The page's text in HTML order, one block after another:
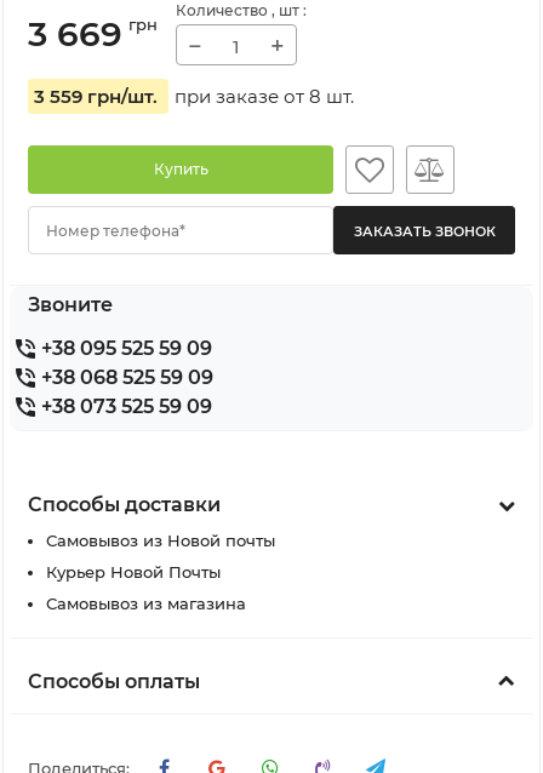
3 669 грн
Количество , шт :
− +
3 559 грн/шт. при заказе от 8 шт.
Купить
Номер телефона*
Звоните
+38 095 525 59 09
+38 068 525 59 09
+38 073 525 59 09
Способы доставки
Самовывоз из Новой почты
Курьер Новой Почты
Самовывоз из магазина
Способы оплаты
Поделиться: